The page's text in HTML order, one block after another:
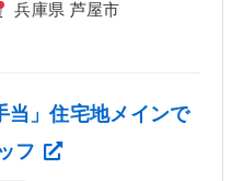
兵庫県 芦屋市
当」住宅地メインで
フ